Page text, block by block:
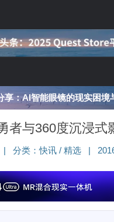
享：AI智能眼镜的现实困境
者与360度沉浸式
分类：快讯 / 精选